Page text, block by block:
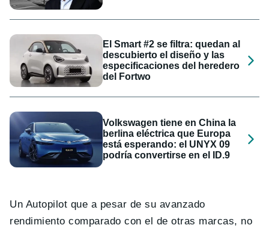
El Smart #2 se filtra: quedan al
descubierto el diseño y las
especificaciones del heredero
del Fortwo
Volkswagen tiene en China la
berlina eléctrica que Europa
está esperando: el UNYX 09
podría convertirse en el ID.9
Un Autopilot que a pesar de su avanzado
rendimiento comparado con el de otras marcas, no